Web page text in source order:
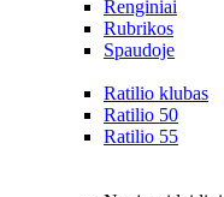
Renginiai
Rubrikos
Spaudoje
Ratilio klubas
Ratilio 50
Ratilio 55